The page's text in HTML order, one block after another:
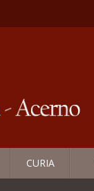
CURIA